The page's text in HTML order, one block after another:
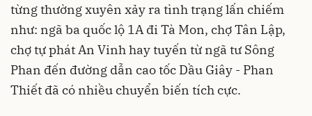
từng thường xuyên xảy ra tình trạng lấn chiếm
như: ngã ba quốc lộ 1A đi Tà Mon, chợ Tân Lập,
chợ tự phát An Vinh hay tuyến từ ngã tư Sông
Phan đến đường dẫn cao tốc Dầu Giây - Phan
Thiết đã có nhiều chuyển biến tích cực.